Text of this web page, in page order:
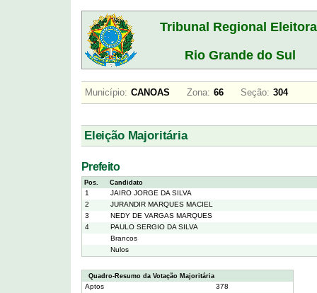
Tribunal Regional
Rio Grande do Sul
Município: CANOAS Zona: 66 Seção: 304
Eleição Majoritária
Prefeito
Pos. Candidato
1
JAIRO JORGE DA SILVA
2
JURANDIR MARQUES MACIEL
3
NEDY DE VARGAS MARQUES
4
PAULO SERGIO DA SILVA
Brancos
Nulos
Quadro-Resumo da Votação Majoritária
Aptos
378